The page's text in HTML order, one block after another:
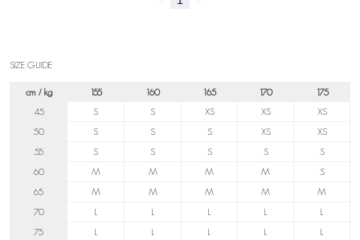
SIZE GUIDE
cm / kg 155 160 165 170
175
45
S S XS XS
XS
50
S S S XS
XS
55
S S S S
S
60
M M M M
S
65
M M M M
M
70
L L L L
L
75
L L L L L